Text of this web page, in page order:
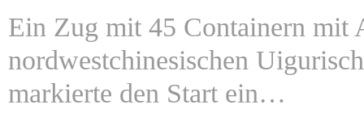
Ein Zug mit 45 Containern mit
nordwestchinesischen
markierte den Start ein…